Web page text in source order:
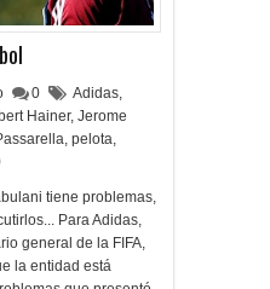
0 Adidas,
Hainer, Jerome
, pelota,
tiene problemas,
Para Adidas,
general de la FIFA,
la entidad está